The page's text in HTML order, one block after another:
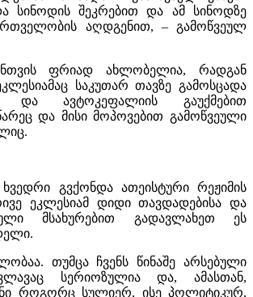
სინოდის შეკრებით და ამ სინოდზე
აღდგენით, – გამოწვეულ
ფრიად ახლობელია, რადგან
საკუთარ თავზე გამოსცადა
და ავტოკეფალიის გაუქმებით
და მისი მოპოვებით გამოწვეული
გვქონდა ათეისტური რეჟიმის
ეკლესიამ დიდი თავდადებისა და
მსახურებით გადავლახეთ ეს
თუმცა ჩვენს წინაშე არსებული
სერიოზულია და, ამასთან,
როგორც სულიერ, ისე პოლიტიკურ,